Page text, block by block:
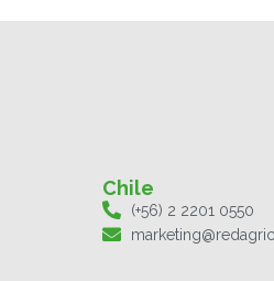
Chile
(+56) 2 2201 0550